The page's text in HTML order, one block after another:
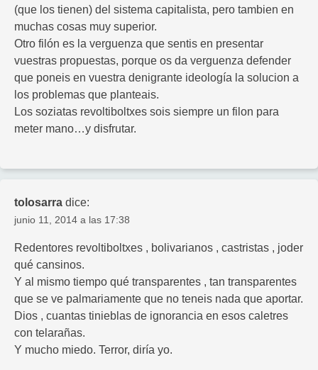
(que los tienen) del sistema capitalista, pero tambien en
muchas cosas muy superior.
Otro filón es la verguenza que sentis en presentar
vuestras propuestas, porque os da verguenza defender
que poneis en vuestra denigrante ideología la solucion a
los problemas que planteais.
Los soziatas revoltiboltxes sois siempre un filon para
meter mano…y disfrutar.
tolosarra dice:
junio 11, 2014 a las 17:38
Redentores revoltiboltxes , bolivarianos , castristas , joder
qué cansinos.
Y al mismo tiempo qué transparentes , tan transparentes
que se ve palmariamente que no teneis nada que aportar.
Dios , cuantas tinieblas de ignorancia en esos caletres
con telarañas.
Y mucho miedo. Terror, diría yo.